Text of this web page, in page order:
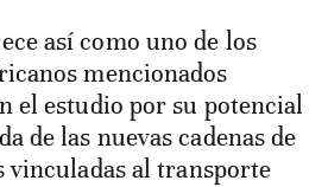
así como uno de los
mencionados
el estudio por su potencial
de las nuevas cadenas de
vinculadas al transporte